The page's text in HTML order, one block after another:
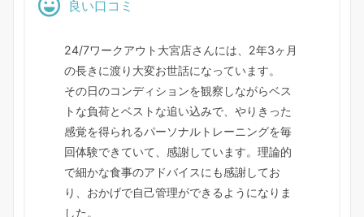
良い口コミ
24/7ワークアウト大宮店さんには、2年3ヶ月
の長きに渡り大変お世話になっています。
その日のコンディションを観察しながらベス
トな負荷とベストな追い込みで、やりきった
感覚を得られるパーソナルトレーニングを毎
回体験できていて、感謝しています。理論的
で細かな食事のアドバイスにも感謝してお
り、おかげで自己管理ができるようになりま
した。